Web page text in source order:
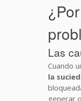
Las
Cuando
la
generar